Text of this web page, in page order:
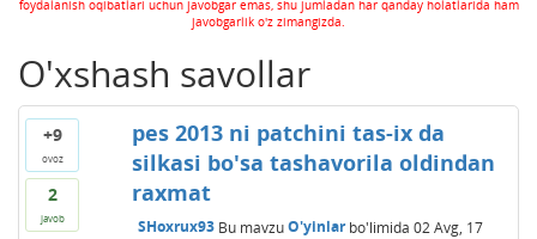
foydalanish oqibatlari uchun javobgar emas, shu jumladan har qanday holatlarida ham
javobgarlik o'z zimangizda.
O'xshash savollar
+9
ovoz
2
javob
pes 2013 ni patchini tas-ix da
silkasi bo'sa tashavorila oldindan
raxmat
SHoxrux93 Bu mavzuO'yinlarbo'limida 02 Avg, 17